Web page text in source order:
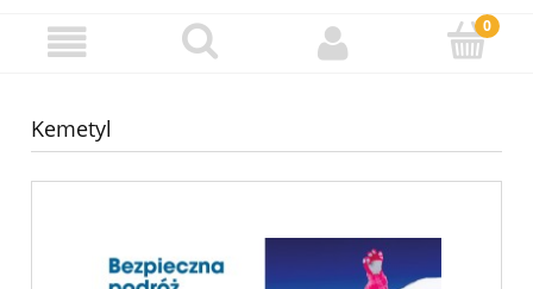
Kemetyl